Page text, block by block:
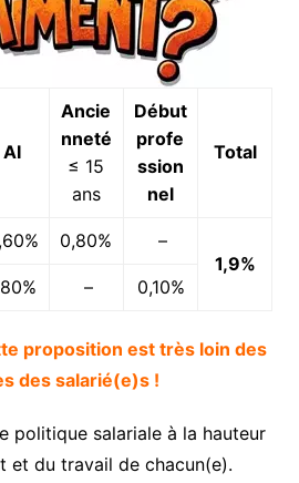
AI
Ancie
nneté
≤ 15
ans
Début
profe
ssion
nel
Total
0,80%
–
1,9%
– 0,10%
proposition est très loin des
des salarié(e)s !
politique salariale à la hauteur
et du travail de chacun(e).